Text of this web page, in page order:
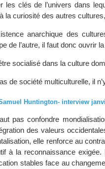
les clés de l’univers dans
la curiosité des autres
anarchique des
de l’autre, il faut donc ouvrir
socialisé dans la culture
de société multiculturelle, il
Samuel Huntington- interview
pas confondre
des valeurs
elle renforce au
à la reconnaissance
stables face au